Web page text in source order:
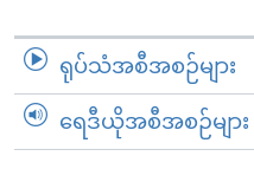
ရုပ်သံအစီအစဉ်များ
ရေဒီယိုအစီအစဉ်များ